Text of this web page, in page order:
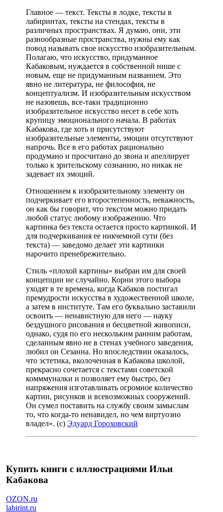
Главное — текст. Тексты в лодке, тексты в
лабиринтах, тексты на стендах, тексты в
различных пространствах. Я думаю, они, эти
разнообразные пространства, нужны ему как
повод называть свое искусство изобразительным.
Полагаю, что искусство, придуманное
Кабаковым, нуждается в собственной нише с
новым, еще не придуманным названием. Это
явно не литература, не философия, не
концептуализм. И изобразительным искусством
не назовешь, все-таки традиционно
изобразительное искусство несет в себе хоть
крупицу эмоционального начала. В работах
Кабакова, где хоть и присутствуют
изобразительные элементы, эмоции отсутствуют
напрочь. Все в его работах рационально
продумано и просчитано до звона и апеллирует
только к зрительскому сознанию, но никак не
задевает их эмоций.
Отношением к изобразительному элементу он
подчеркивает его второстепенность, неважность,
он как бы говорит, что текстом можно придать
любой статус любому изображению. Что
картинка без текста остается просто картинкой. И
для подчеркивания ее никчемной сути (без
текста) — заведомо делает эти картинки
нарочито пренебрежительно.
Стиль «плохой картины» выбран им для своей
концепции не случайно. Корни этого выбора
уходят в те времена, когда Кабаков постигал
премудрости искусства в художественной школе,
а затем в институте. Там его буквально заставили
освоить — ненавистную для него — науку
бездушного рисования и бесцветной живописи,
однако, судя по его нескольким ранним работам,
сделанным явно не в стенах учебного заведения,
любил он Сезанна. Но впоследствии оказалось,
что эстетика, вколоченная в Кабакова школой,
прекрасно сочетается с текстами советской
комммуналки и позволяет ему быстро, без
напряжения изготавливать огромное количество
картин, рисунков и всевозможных сооружений.
Он сумел поставить на службу своим замыслам
то, что когда-то ненавидел, но чем виртуозно
владел». (с) Эдуард Гороховский
Купить книги с иллюстрациями Ильи
Кабакова
OZON.ru
labirint.ru